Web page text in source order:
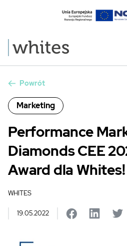
Powrót
Marketing
Performance
Diamonds CEE
Award dla Whites!
WHITES
19.05.2022